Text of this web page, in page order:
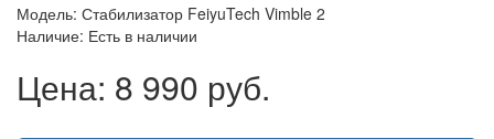
Модель: Стабилизатор FeiyuTech Vimble 2
Наличие: Есть в наличии
Цена: 8 990 руб.